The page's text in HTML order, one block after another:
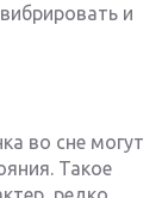
и
во сне могут
Такое